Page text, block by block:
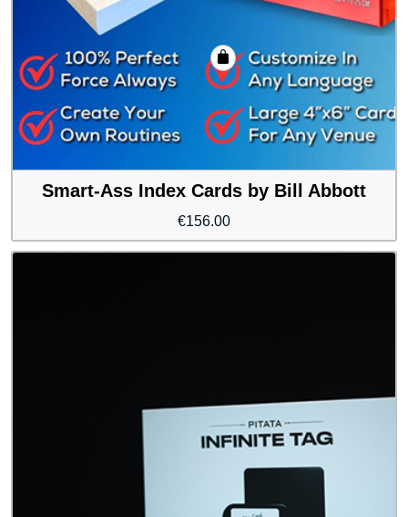
Smart-Ass Index Cards by Bill Abbott
€156.00